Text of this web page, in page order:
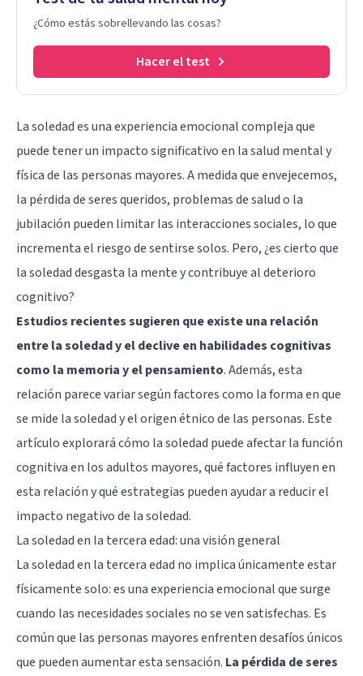
¿Cómo estás sobrellevando las cosas?
Hacer el test
La soledad es una experiencia emocional compleja que
puede tener un impacto significativo en la salud mental y
física de las personas mayores. A medida que envejecemos,
la pérdida de seres queridos, problemas de salud o la
jubilación pueden limitar las interacciones sociales, lo que
incrementa el riesgo de sentirse solos. Pero, ¿es cierto que
la soledad desgasta la mente y contribuye al deterioro
cognitivo?
Estudios recientes sugieren que existe una relación
entre la soledad y el declive en habilidades cognitivas
como la memoria y el pensamiento. Además, esta
relación parece variar según factores como la forma en que
se mide la soledad y el origen étnico de las personas. Este
artículo explorará cómo la soledad puede afectar la función
cognitiva en los adultos mayores, qué factores influyen en
esta relación y qué estrategias pueden ayudar a reducir el
impacto negativo de la soledad.
La soledad en la tercera edad: una visión general
La soledad en la tercera edad no implica únicamente estar
físicamente solo: es una experiencia emocional que surge
cuando las necesidades sociales no se ven satisfechas. Es
común que las personas mayores enfrenten desafíos únicos
que pueden aumentar esta sensación. La pérdida de seres